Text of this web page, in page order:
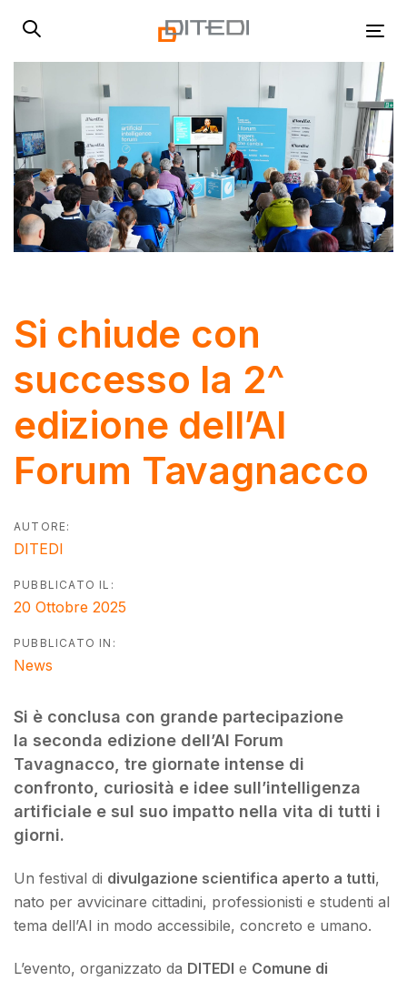
links
primary
navigation
Skip
content
Si chiude con
successo la 2^
edizione dell’AI
Forum Tavagnacco
AUTORE:
DITEDI
PUBBLICATO IL:
20 Ottobre 2025
PUBBLICATO IN:
News
Si è conclusa con grande partecipazione
la seconda edizione dell’AI Forum
Tavagnacco, tre giornate intense di
confronto, curiosità e idee sull’intelligenza
artificiale e sul suo impatto nella vita di tutti i
giorni.
Un festival di divulgazione scientifica aperto a tutti,
nato per avvicinare cittadini, professionisti e studenti al
tema dell’AI in modo accessibile, concreto e umano.
L’evento, organizzato da DITEDI e Comune di
navigation